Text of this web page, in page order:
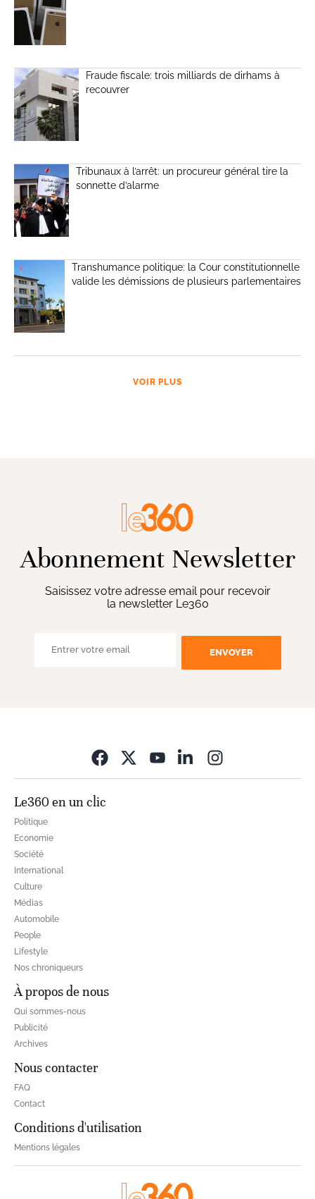
Fraude fiscale: trois milliards de dirhams à
recouvrer
Tribunaux à l’arrêt: un procureur général tire la
sonnette d’alarme
Transhumance politique: la Cour constitutionnelle
valide les démissions de plusieurs parlementaires
VOIR PLUS
Abonnement Newsletter
Saisissez votre adresse email pour recevoir
la newsletter Le360
ENVOYER
Le360 en un clic
Politique
Economie
Société
International
Culture
Médias
Automobile
People
Lifestyle
Nos chroniqueurs
À propos de nous
Qui sommes-nous
Publicité
Archives
Nous contacter
FAQ
Contact
Conditions d'utilisation
Mentions légales